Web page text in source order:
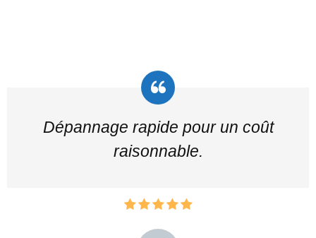
Dépannage rapide pour un coût
raisonnable.